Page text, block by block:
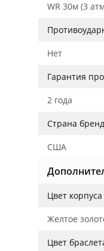
WR 30м (3
Нет
Гарантия
2 года
Страна
США
Цвет корпуса
Желтое
Цвет